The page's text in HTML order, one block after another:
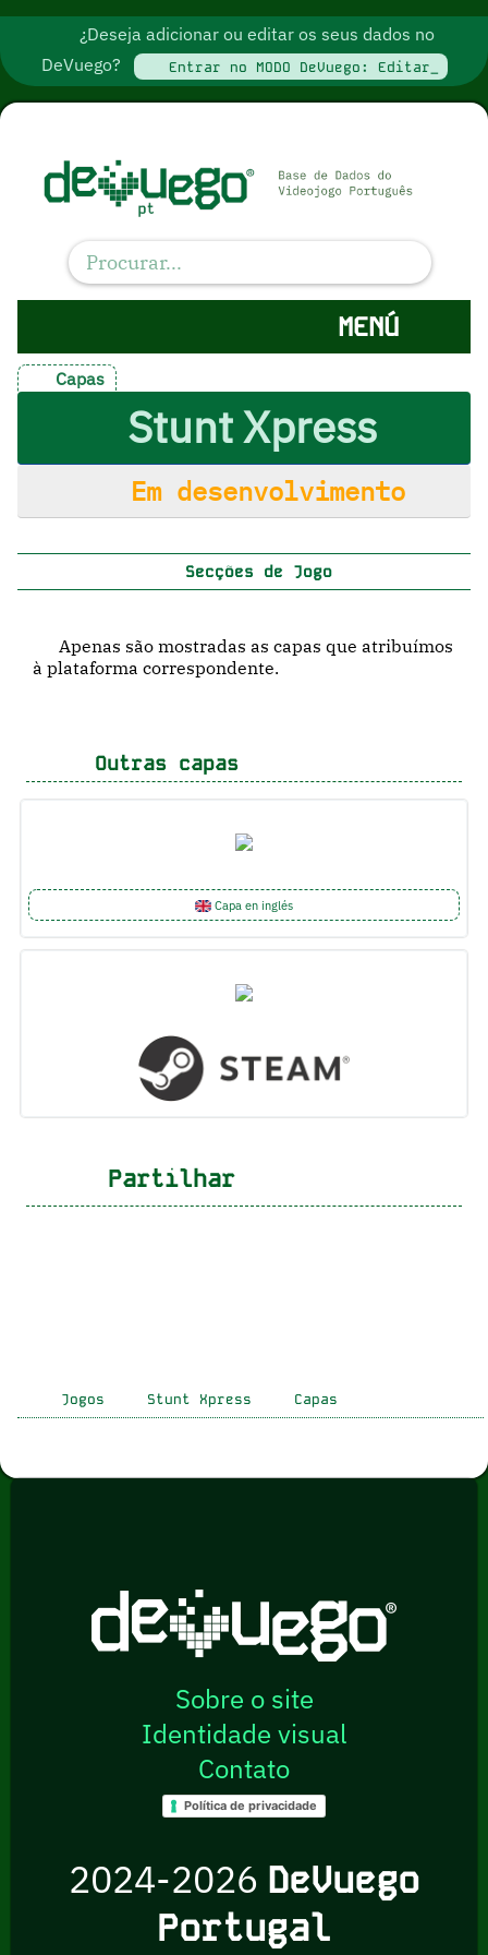
¿Deseja adicionar ou editar os seus dados no
DeVuego?
Entrar no MODO DeVuego: Editar_
MENÚ
Capas
Stunt Xpress
Em desenvolvimento
Secções de Jogo
Apenas são mostradas as capas que atribuímos
à plataforma correspondente.
Outras capas
Capa en inglés
Partilhar
Jogos Stunt Xpress Capas
Sobre o site
Identidade visual
Contato
Política de privacidade
2024-2026 DeVuego
Portugal